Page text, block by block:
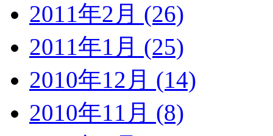
2011年2月 (26)
2011年1月 (25)
2010年12月 (14)
2010年11月 (8)